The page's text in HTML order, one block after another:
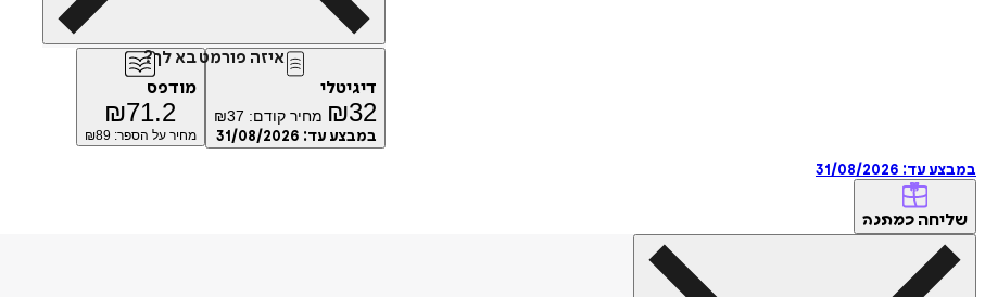
איזה פורמט בא לך?
דיגיטלי
₪32 מחיר קודם: ₪37
במבצע עד: 31/08/2026
מודפס
₪71.2
מחיר על הספר: ₪ 89
במבצע עד: 31/08/2026
שליחה כמתנה